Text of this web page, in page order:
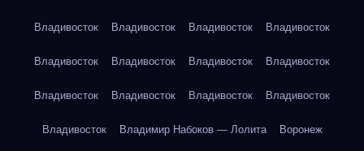
Владивосток Владивосток Владивосток Владивосток
Владивосток Владивосток Владивосток Владивосток
Владивосток Владивосток Владивосток Владивосток
Владивосток Владимир Набоков — Лолита Воронеж